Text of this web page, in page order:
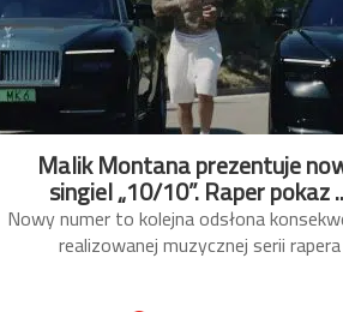
Malik Montana prezentuje
singiel „10/10”. Raper pokaz
Nowy numer to kolejna odsłona
realizowanej muzycznej serii rapera